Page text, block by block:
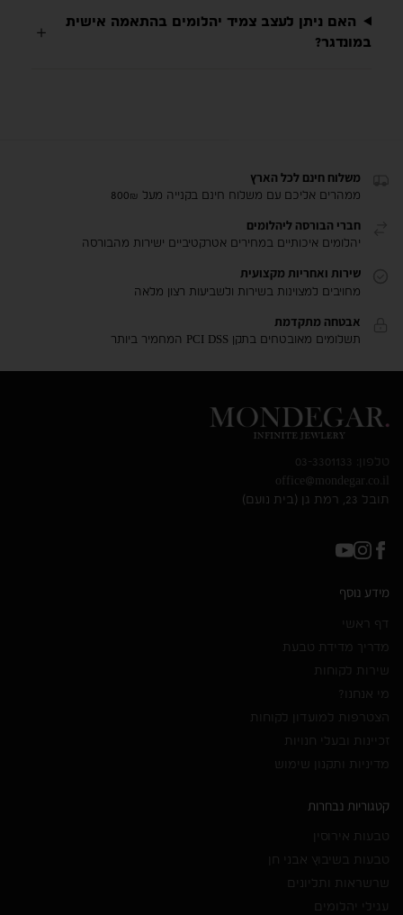
האם ניתן לעצב צמיד יהלומים בהתאמה אישית
במונדגר?
משלוח חינם לכל הארץ
ממהרים אליכם עם משלוח חינם בקנייה מעל 800₪
חברי הבורסה ליהלומים
יהלומים איכותיים במחירים אטרקטיביים ישירות מהבורסה
שירות ואחריות מקצועית
מחויבים למצוינות בשירות ולשביעות רצון מלאה
אבטחה מתקדמת
תשלומים מאובטחים בתקן PCI DSS המחמיר ביותר
טלפון: 03-3301133
office@mondegar.co.il
תובל 23, רמת גן (בית נועם)
מידע נוסף
דף ראשי
מדריך מדידת טבעת
שירות לקוחות
מי אנחנו?
הצטרפות למועדון לקוחות
זכיינות ובעלי חנויות
מדיניות ותקנון שימוש
קטגוריות נבחרות
טבעות אירוסין
טבעות בשיבוץ אבני חן
שרשראות ותליונים
עגילי יהלומים